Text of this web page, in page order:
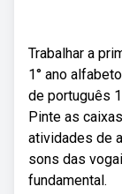
Trabalhar a
1° ano
de português
Pinte as
atividades de
sons das
fundamental.